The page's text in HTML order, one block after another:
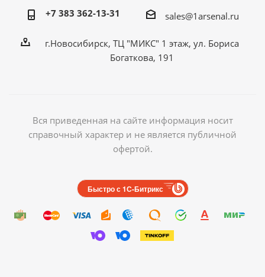
+7 383 362-13-31 sales@1arsenal.ru
г.Новосибирск, ТЦ "МИКС" 1 этаж, ул. Бориса
Богаткова, 191
Вся приведенная на сайте информация носит
справочный характер и не является публичной
офертой.
Быстро с 1С-Битрикс